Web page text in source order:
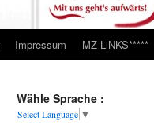
Impressum MZ-LiNKS*****
Wähle Sprache :
Select Language ▼